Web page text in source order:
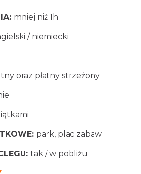
mniej niż 1h
/ niemiecki
oraz płatny strzeżony
park, plac zabaw
tak / w pobliżu